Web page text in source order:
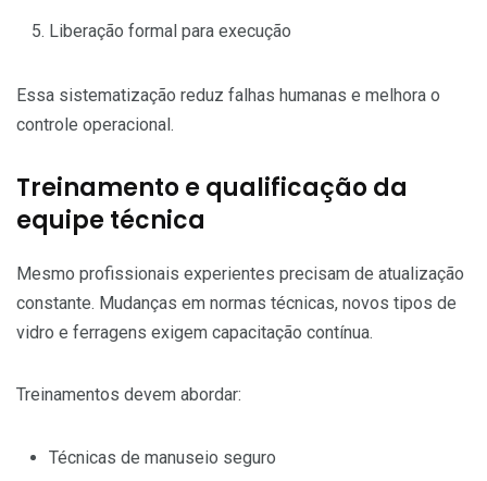
Liberação formal para execução
Essa sistematização reduz falhas humanas e melhora o
controle operacional.
Treinamento e qualificação da
equipe técnica
Mesmo profissionais experientes precisam de atualização
constante. Mudanças em normas técnicas, novos tipos de
vidro e ferragens exigem capacitação contínua.
Treinamentos devem abordar:
Técnicas de manuseio seguro